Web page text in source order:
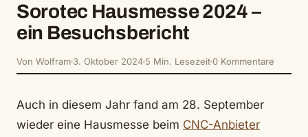
Sorotec Hausmesse 2024 –
ein Besuchsbericht
Von Wolfram 3. Oktober 2024 5 Min. Lesezeit0 Kommentare
Auch in diesem Jahr fand am 28. September
wieder eine Hausmesse beim CNC-Anbieter